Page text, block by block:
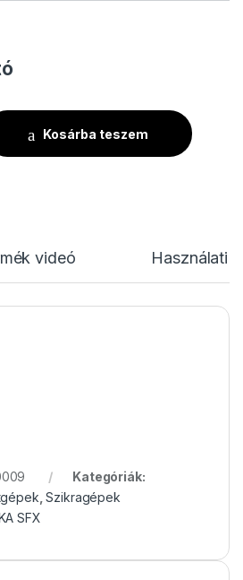
Machine mennyiség
Kosárba teszem
videó Használati
Kategóriák:
,Szikragépek
SFX